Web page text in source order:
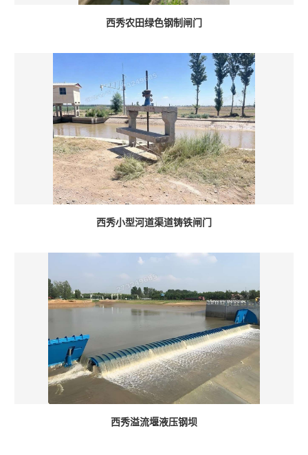
西秀农田绿色钢制闸门
西秀小型河道渠道铸铁闸门
西秀溢流堰液压钢坝